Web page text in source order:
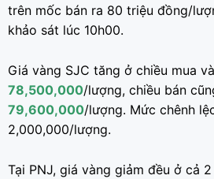
trên mốc bán ra 80 triệu đồng/
khảo sát lúc 10h00.
Giá vàng SJC tăng ở chiều mua
78,500,000/lượng, chiều bán
79,600,000/lượng. Mức chênh
2,000,000/lượng.
Tại PNJ, giá vàng giảm đều ở cả